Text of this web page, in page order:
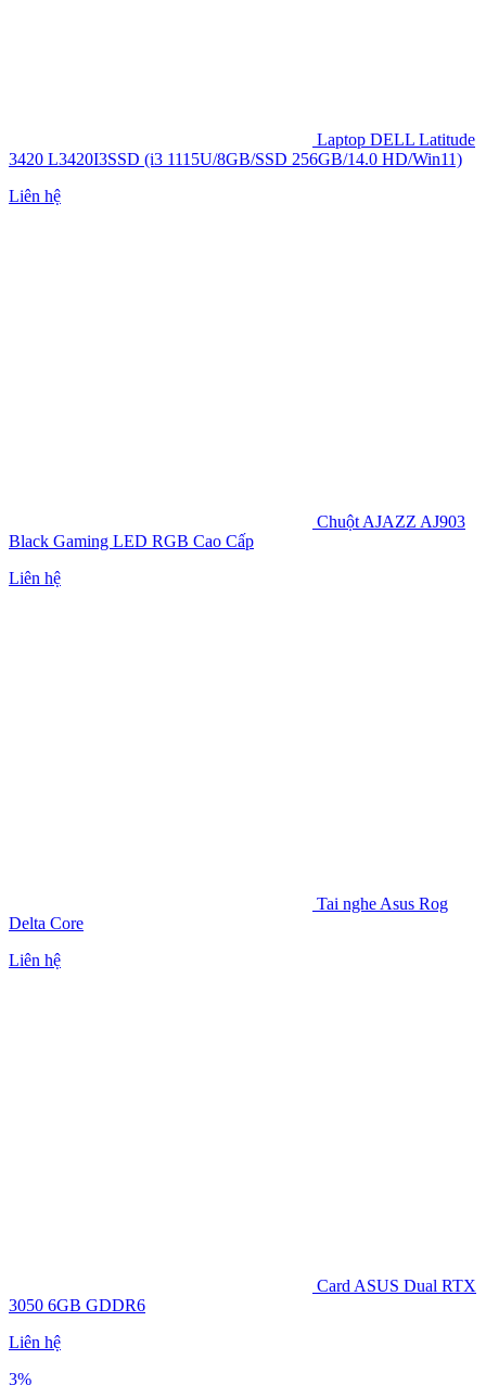
Laptop DELL Latitude
3420 L3420I3SSD (i3 1115U/8GB/SSD 256GB/14.0 HD/Win11)
Liên hệ
Chuột AJAZZ AJ903
Black Gaming LED RGB Cao Cấp
Liên hệ
Tai nghe Asus Rog
Delta Core
Liên hệ
Card ASUS Dual RTX
3050 6GB GDDR6
Liên hệ
3%